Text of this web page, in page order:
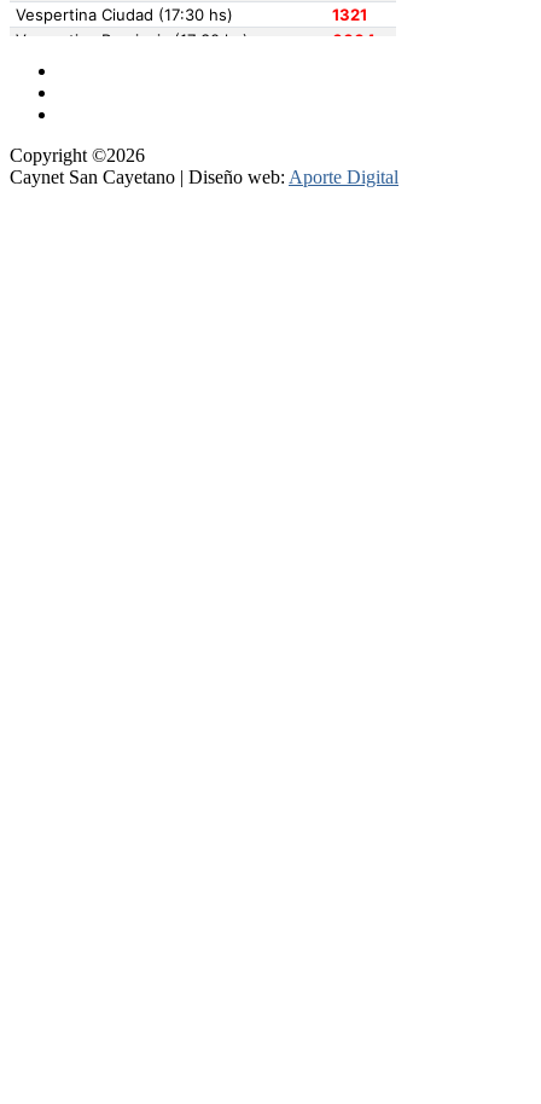
Copyright ©2026
Caynet San Cayetano | Diseño web: Aporte Digital